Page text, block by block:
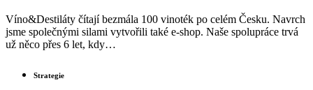
Víno&Destiláty čítají bezmála 100 vinoték po celém Česku. Navrch
jsme společnými silami vytvořili také e-shop. Naše spolupráce trvá
už něco přes 6 let, kdy…
Strategie